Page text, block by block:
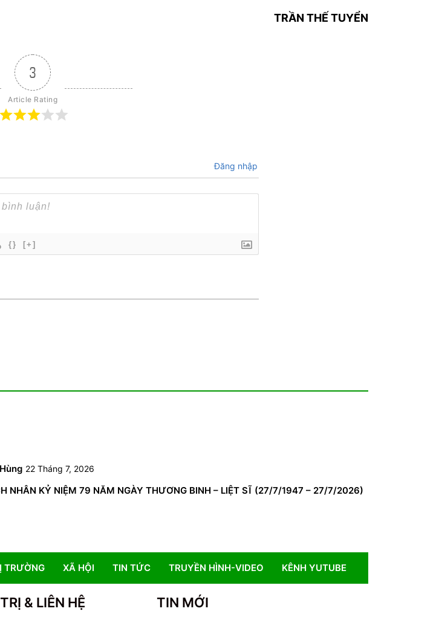
TRẦN THẾ TUYỂN
3
Article Rating
Đăng nhập
{} [+]
22 Tháng 7, 2026
NHÂN KỶ NIỆM 79 NĂM NGÀY THƯƠNG BINH – LIỆT SĨ (27/7/1947 – 27/7/2026)
TRƯỜNG XÃ HỘI TIN TỨC TRUYỀN HÌNH-VIDEO KÊNH YUTUBE
& LIÊN HỆ TIN MỚI